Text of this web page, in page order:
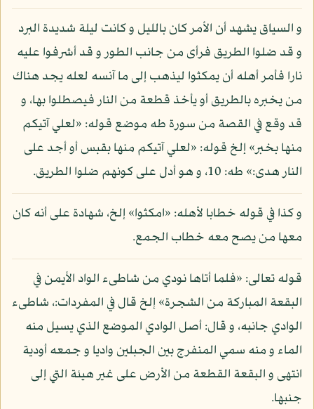
و السياق يشهد أن الأمر كان بالليل و كانت ليلة شديدة البرد
و قد ضلوا الطريق فرأى من جانب الطور و قد أشرفوا عليه
نارا فأمر أهله أن يمكثوا ليذهب إلى ما آنسه لعله يجد هناك
من يخبره بالطريق أو يأخذ قطعة من النار فيصطلوا بها، و
قد وقع في القصة من سورة طه موضع قوله: «لعلي آتيكم
منها بخبر» إلخ قوله: «لعلي آتيكم منها بقبس أو أجد على
النار هدى:» طه: 10، و هو أدل على كونهم ضلوا الطريق.
و كذا في قوله خطابا لأهله: «امكثوا» إلخ، شهادة على أنه كان
معها من يصح معه خطاب الجمع.
قوله تعالى: «فلما أتاها نودي من شاطىء الواد الأيمن في
البقعة المباركة من الشجرة» إلخ قال في المفردات:، شاطىء
الوادي جانبه، و قال: أصل الوادي الموضع الذي يسيل منه
الماء و منه سمي المنفرج بين الجبلين واديا و جمعه أودية
انتهى و البقعة القطعة من الأرض على غير هيئة التي إلى
جنبها.